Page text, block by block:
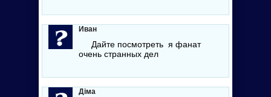
Иван
Дайте посмотреть я фанат
очень странных дел
Діма